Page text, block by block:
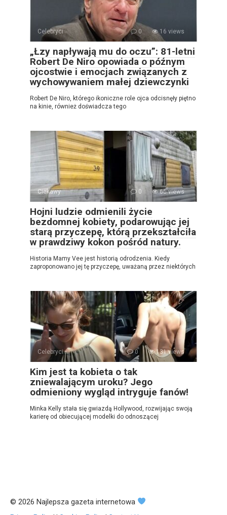
Celebryci 0 16 views
„Łzy napływają mu do oczu”: 81-letni
Robert De Niro opowiada o późnym
ojcostwie i emocjach związanych z
wychowywaniem małej dziewczynki
Robert De Niro, którego ikoniczne role ojca odcisnęły piętno
na kinie, również doświadcza tego
Ciekawy 0 66 views
Hojni ludzie odmienili życie
bezdomnej kobiety, podarowując jej
starą przyczepę, którą przekształciła
w prawdziwy kokon pośród natury.
Historia Mamy Vee jest historią odrodzenia. Kiedy
zaproponowano jej tę przyczepę, uważaną przez niektórych
Celebryci 0 131 views
Kim jest ta kobieta o tak
zniewalającym uroku? Jego
odmieniony wygląd intryguje fanów!
Minka Kelly stała się gwiazdą Hollywood, rozwijając swoją
karierę od obiecującej modelki do odnoszącej
© 2026 Najlepsza gazeta internetowa